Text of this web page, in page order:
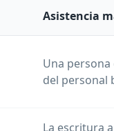
Asistencia
Una
del personal
La escritura